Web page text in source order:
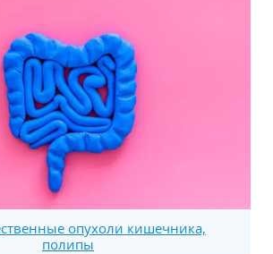
опухоли кишечника,
полипы